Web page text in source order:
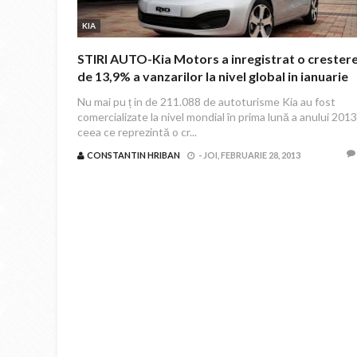
KIA
STIRI AUTO-Kia Motors a inregistrat o
de 13,9% a vanzarilor la nivel global in ianuarie
Nu mai pu ț in de 211.088 de autoturisme Kia au fost
comercializate la nivel mondial în prima lună a anului
ceea ce reprezintă o cr...
CONSTANTIN HRIBAN - JOI, FEBRUARIE 28, 2013